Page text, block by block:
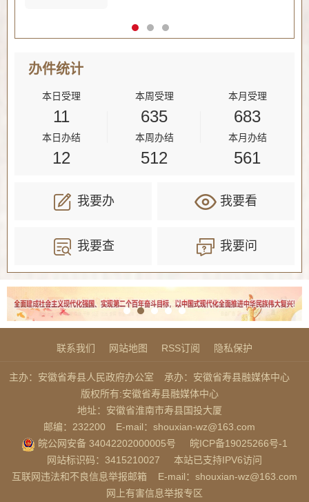
办件统计
本日受理
11
本日办结
12
本周受理
635
本周办结
512
本月受理
683
本月办结
561
我要办 我要看
我要查 我要问
联系我们 网站地图 RSS订阅 隐私保护
主办：安徽省寿县人民政府办公室
承办：安徽省寿县融媒体中心
版权所有:安徽省寿县融媒体中心
地址：安徽省淮南市寿县国投大厦
邮编：232200
E-mail：shouxian-wz@163.com
皖公网安备 34042202000005号
皖ICP备19025266号-1
网站标识码：3415210027
本站已支持IPV6访问
互联网违法和不良信息举报邮箱
E-mail：shouxian-wz@163.com
网上有害信息举报专区